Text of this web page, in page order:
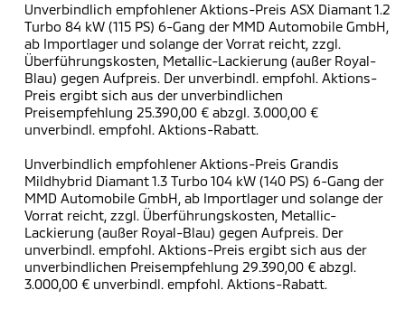
Unverbindlich empfohlener Aktions-Preis ASX Diamant 1.2
Turbo 84 kW (115 PS) 6-Gang der MMD Automobile GmbH,
ab Importlager und solange der Vorrat reicht, zzgl.
Überführungskosten, Metallic-Lackierung (außer Royal-
Blau) gegen Aufpreis. Der unverbindl. empfohl. Aktions-
Preis ergibt sich aus der unverbindlichen
Preisempfehlung 25.390,00 € abzgl. 3.000,00 €
unverbindl. empfohl. Aktions-Rabatt.
Unverbindlich empfohlener Aktions-Preis Grandis
Mildhybrid Diamant 1.3 Turbo 104 kW (140 PS) 6-Gang der
MMD Automobile GmbH, ab Importlager und solange der
Vorrat reicht, zzgl. Überführungskosten, Metallic-
Lackierung (außer Royal-Blau) gegen Aufpreis. Der
unverbindl. empfohl. Aktions-Preis ergibt sich aus der
unverbindlichen Preisempfehlung 29.390,00 € abzgl.
3.000,00 € unverbindl. empfohl. Aktions-Rabatt.